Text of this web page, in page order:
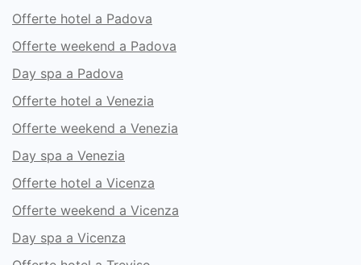
Offerte hotel a Padova
Offerte weekend a Padova
Day spa a Padova
Offerte hotel a Venezia
Offerte weekend a Venezia
Day spa a Venezia
Offerte hotel a Vicenza
Offerte weekend a Vicenza
Day spa a Vicenza